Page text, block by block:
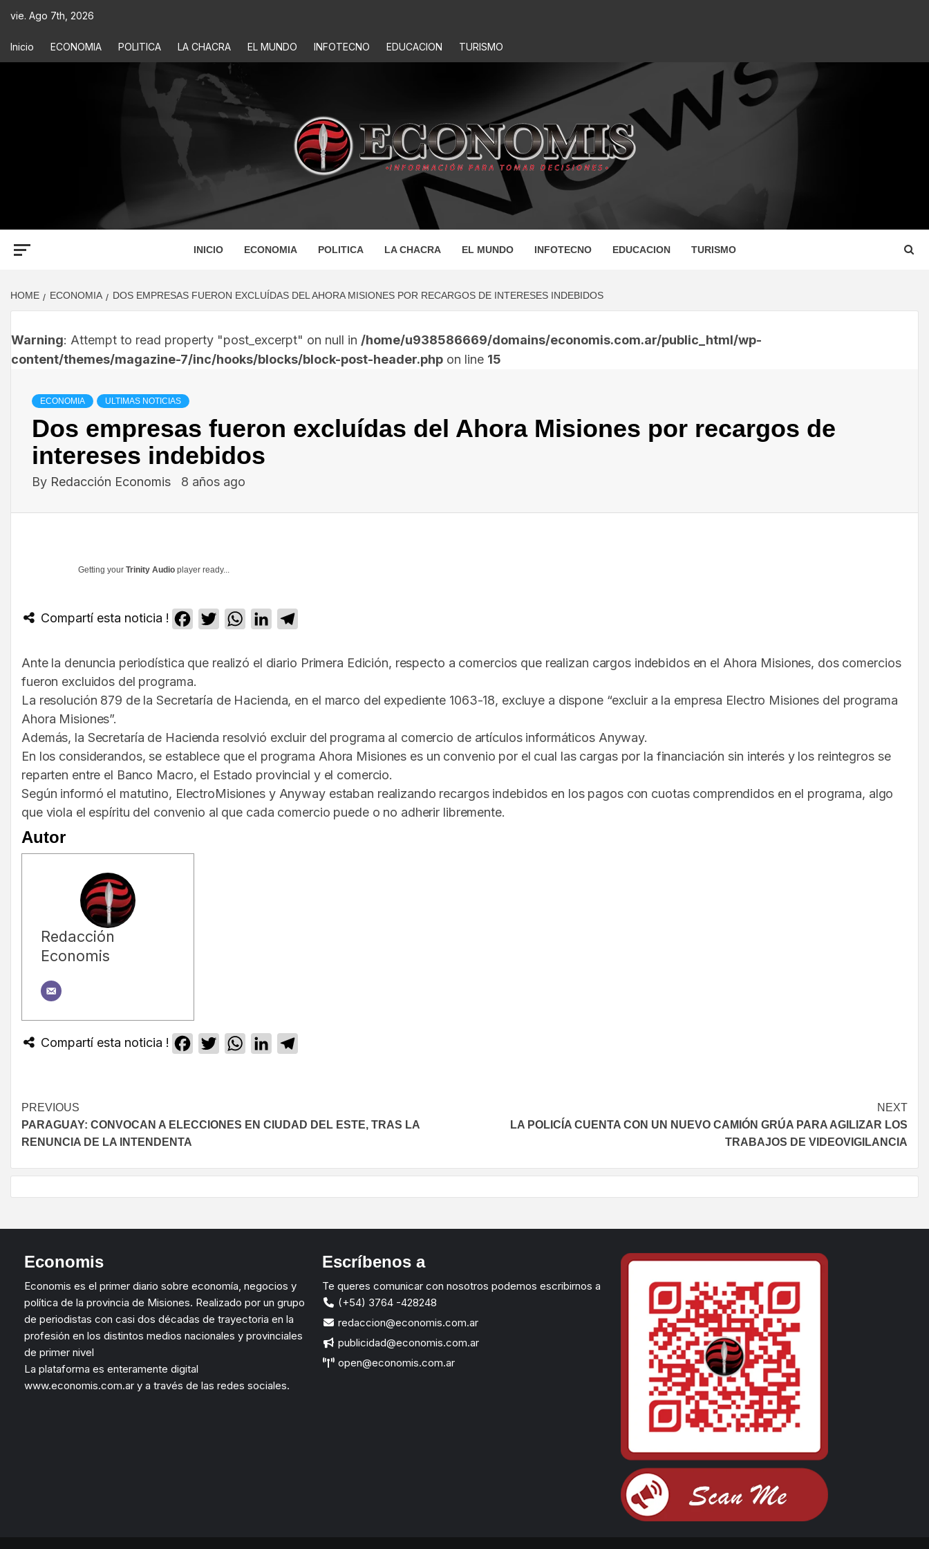
vie. Ago 7th, 2026
Inicio ECONOMIA POLITICA LA CHACRA EL MUNDO INFOTECNO EDUCACION TURISMO
ECONOMIS
INICIO ECONOMIA POLITICA LA CHACRA EL MUNDO INFOTECNO EDUCACION TURISMO
HOME ECONOMIA DOS EMPRESAS FUERON EXCLUÍDAS DEL AHORA MISIONES POR RECARGOS DE INTERESES INDEBIDOS
Warning: Attempt to read property "post_excerpt" on null in /home/u938586669/domains/economis.com.ar/public_html/wp-
content/themes/magazine-7/inc/hooks/blocks/block-post-header.php on line 15
ECONOMIA ULTIMAS NOTICIAS
Dos empresas fueron excluídas del Ahora Misiones por recargos de
intereses indebidos
By Redacción Economis 8 años ago
Getting your Trinity Audio player ready...
Compartí esta noticia ! Facebook
TwitterWhatsApp
LinkedIn
Ante la denuncia periodística que realizó el diario Primera Edición, respecto a comercios que realizan cargos indebidos en el Ahora Misiones, dos comercios
fueron excluidos del programa.
La resolución 879 de la Secretaría de Hacienda, en el marco del expediente 1063-18, excluye a dispone “excluir a la empresa Electro Misiones del programa
Ahora Misiones”.
Además, la Secretaría de Hacienda resolvió excluir del programa al comercio de artículos informáticos Anyway.
En los considerandos, se establece que el programa Ahora Misiones es un convenio por el cual las cargas por la financiación sin interés y los reintegros se
reparten entre el Banco Macro, el Estado provincial y el comercio.
Según informó el matutino, ElectroMisiones y Anyway estaban realizando recargos indebidos en los pagos con cuotas comprendidos en el programa, algo
que viola el espíritu del convenio al que cada comercio puede o no adherir libremente.
Autor
Redacción
Economis
Compartí esta noticia ! Facebook
TwitterWhatsApp
LinkedIn
PREVIOUS
PARAGUAY: CONVOCAN A ELECCIONES EN CIUDAD DEL ESTE, TRAS LA
RENUNCIA DE LA INTENDENTA
NEXT
LA POLICÍA CUENTA CON UN NUEVO CAMIÓN GRÚA PARA AGILIZAR LOS
TRABAJOS DE VIDEOVIGILANCIA
Economis
Economis es el primer diario sobre economía, negocios y
política de la provincia de Misiones. Realizado por un grupo
de periodistas con casi dos décadas de trayectoria en la
profesión en los distintos medios nacionales y provinciales
de primer nivel
La plataforma es enteramente digital
www.economis.com.ar y a través de las redes sociales.
Escríbenos a
Te queres comunicar con nosotros podemos escribirnos a
(+54) 3764 -428248
redaccion@economis.com.ar
publicidad@economis.com.ar
open@economis.com.ar